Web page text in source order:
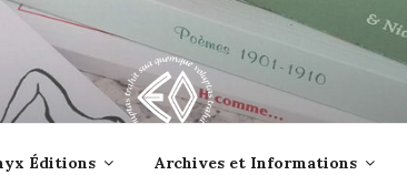
la mer ?
Éditions Archives et Informations